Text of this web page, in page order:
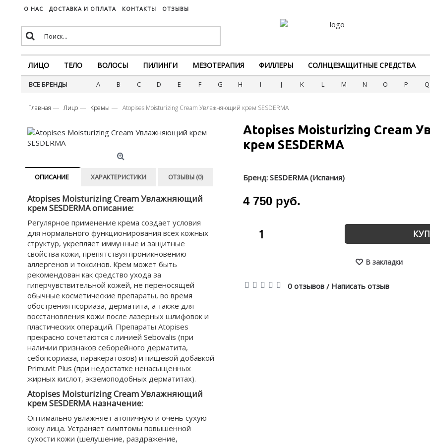
О НАС ДОСТАВКА И ОПЛАТА КОНТАКТЫ ОТЗЫВЫ
ЛИЦО ТЕЛО ВОЛОСЫ ПИЛИНГИ МЕЗОТЕРАПИЯ ФИЛЛЕРЫ СОЛНЦЕЗАЩИТНЫЕ СРЕДСТВА
ВСЕ БРЕНДЫ A B C D E F G H I J K L M N O P Q
Главная Лицо Кремы Atopises Moisturizing Cream Увлажняющий крем SESDERMA
ОПИСАНИЕ ХАРАКТЕРИСТИКИ ОТЗЫВЫ (0)
Atopises Moisturizing Cream Увлажняющий
крем SESDERMA описание:
Регулярное применение крема создает условия
для нормального функционирования всех кожных
структур, укрепляет иммунные и защитные
свойства кожи, препятствуя проникновению
аллергенов и токсинов. Крем может быть
рекомендован как средство ухода за
гиперчувствительной кожей, не переносящей
обычные косметические препараты, во время
обострения псориаза, дерматита, а также для
восстановления кожи после лазерных шлифовок и
пластических операций. Препараты Atopises
прекрасно сочетаются с линией Sebovalis (при
наличии признаков себорейного дерматита,
себопсориаза, паракератозов) и пищевой добавкой
Primuvit Plus (при недостатке ненасыщенных
жирных кислот, экземоподобных дерматитах).
Atopises Moisturizing Cream Увлажняющий
крем SESDERMA назначение:
Оптимально увлажняет атопичную и очень сухую
кожу лица. Устраняет симптомы повышенной
сухости кожи (шелушение, раздражение,
Atopises Moisturizing Cream
крем SESDERMA
Бренд: SESDERMA (Испания)
4 750 руб.
В закладки
0 отзывов/ Написать отзыв